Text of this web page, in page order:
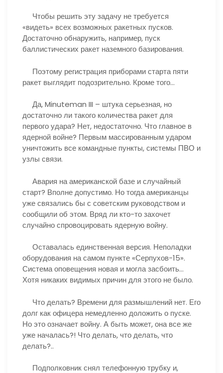
Чтобы решить эту задачу не требуется
«видеть» всех возможных ракетных пусков.
Достаточно обнаружить, например, пуск
баллистических ракет наземного базирования.
Поэтому регистрация приборами старта пяти
ракет выглядит подозрительно. Кроме того…
Да, Minuteman III – штука серьезная, но
достаточно ли такого количества ракет для
первого удара? Нет, недостаточно. Что главное в
ядерной войне? Первым массированным ударом
уничтожить все командные пункты, системы ПВО и
узлы связи.
Авария на американской базе и случайный
старт? Вполне допустимо. Но тогда американцы
уже связались бы с советским руководством и
сообщили об этом. Вряд ли кто-то захочет
случайно спровоцировать ядерную войну.
Оставалась единственная версия. Неполадки
оборудования на самом пункте «Серпухов-15».
Система оповещения новая и могла засбоить…
Хотя никаких видимых причин для этого не было.
Что делать? Времени для размышлений нет. Его
долг как офицера немедленно доложить о пуске.
Но это означает войну. А быть может, она все же
уже началась?! Что делать, что делать, что
делать?..
Подполковник снял телефонную трубку и,